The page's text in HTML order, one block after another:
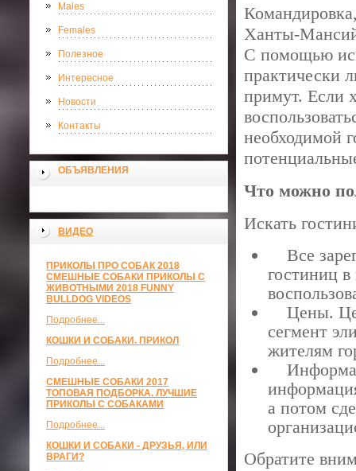
Males
Females
Полезное
Интересное
Новости
Контакты
ОБЪЯВЛЕНИЯ
ВИДЕО
ПРИКОЛЫ ПРО СОБАК 2018
СМЕШНЫЕ СОБАКИ ПРИКОЛЫ С
ЖИВОТНЫМИ 2018 FUNNY
BULLDOG VIDEOS
Подробнее...
КОШКИ И СОБАКИ. ПРИКОЛ
Подробнее...
СМЕШНЫЕ СОБАКИ 2017
ТОПОВАЯ ПОДБОРКА. ЛУЧШИЕ
ПРИКОЛЫ С СОБАКАМИ
Подробнее...
КОШКИ И СОБАКИ - ДРУЗЬЯ, ИЛИ
ВРАГИ?
Ханты-
С помощью
практически
примут. Если
необходимой
Что можно
Искать
Все
гостиниц в
Цены.
сегмент
жителям
а потом
Обратите